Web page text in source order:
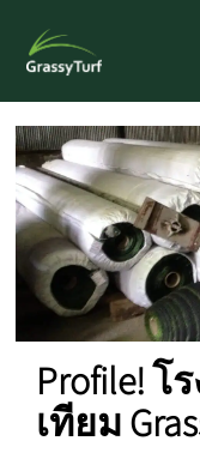
Profile!
เทียม